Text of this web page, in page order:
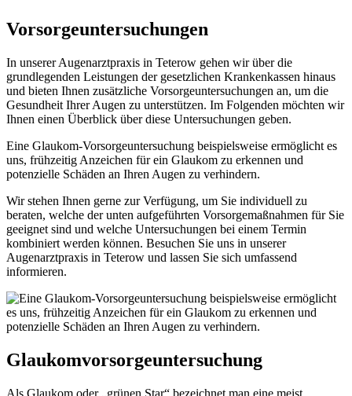
Vorsorgeuntersuchungen
In unserer Augenarztpraxis in Teterow gehen wir über die
grundlegenden Leistungen der gesetzlichen Krankenkassen hinaus
und bieten Ihnen zusätzliche Vorsorgeuntersuchungen an, um die
Gesundheit Ihrer Augen zu unterstützen. Im Folgenden möchten wir
Ihnen einen Überblick über diese Untersuchungen geben.
Eine Glaukom-Vorsorgeuntersuchung beispielsweise ermöglicht es
uns, frühzeitig Anzeichen für ein Glaukom zu erkennen und
potenzielle Schäden an Ihren Augen zu verhindern.
Wir stehen Ihnen gerne zur Verfügung, um Sie individuell zu
beraten, welche der unten aufgeführten Vorsorgemaßnahmen für Sie
geeignet sind und welche Untersuchungen bei einem Termin
kombiniert werden können. Besuchen Sie uns in unserer
Augenarztpraxis in Teterow und lassen Sie sich umfassend
informieren.
Glaukomvorsorgeuntersuchung
Als Glaukom oder „grünen Star“ bezeichnet man eine meist